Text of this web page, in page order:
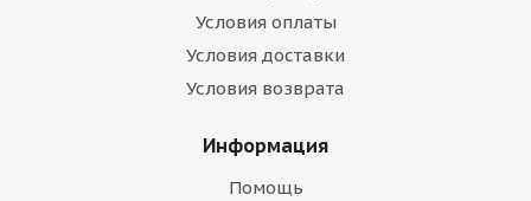
Условия оплаты
Условия доставки
Условия возврата
Информация
Помощь